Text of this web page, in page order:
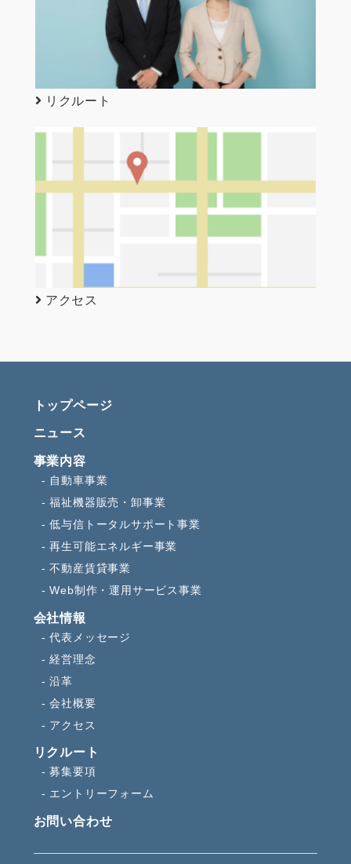
リクルート
アクセス
トップページ
ニュース
事業内容
自動車事業
福祉機器販売・卸事業
低与信トータルサポート事業
再生可能エネルギー事業
不動産賃貸事業
Web制作・運用サービス事業
会社情報
代表メッセージ
経営理念
沿革
会社概要
アクセス
リクルート
募集要項
エントリーフォーム
お問い合わせ